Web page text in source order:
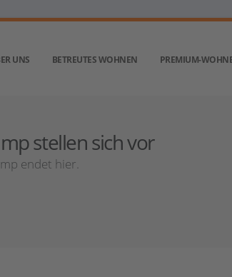
UNS BETREUTES WOHNEN PREMIUM-
stellen sich vor
endet hier.